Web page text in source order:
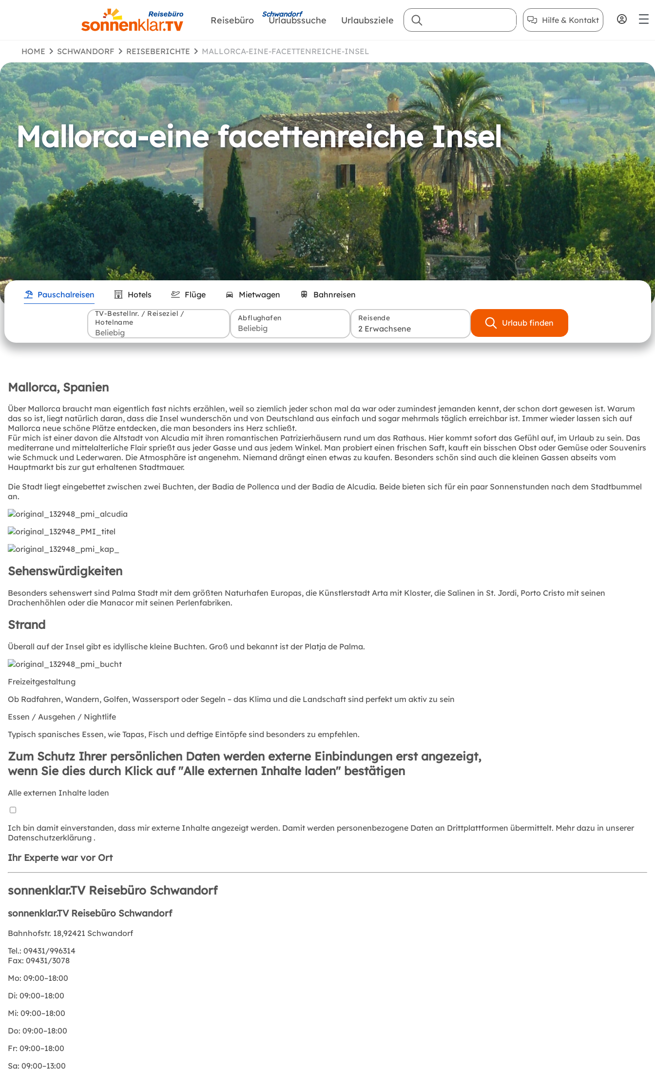
Schwandorf
Reisebüro Urlaubssuche Urlaubsziele Hilfe & Kontakt
HOME SCHWANDORF REISEBERICHTE MALLORCA-EINE-FACETTENREICHE-INSEL
Mallorca-eine facettenreiche Insel
Pauschalreisen Hotels Flüge Mietwagen Bahnreisen
TV-Bestellnr. / Reiseziel /
Hotelname
Abflughafen Reisende
2 Erwachsene
Urlaub finden
Mallorca, Spanien
Über Mallorca braucht man eigentlich fast nichts erzählen, weil so ziemlich jeder schon mal da war oder zumindest jemanden kennt, der schon dort gewesen ist. Warum
das so ist, liegt natürlich daran, dass die Insel wunderschön und von Deutschland aus einfach und sogar mehrmals täglich erreichbar ist. Immer wieder lassen sich auf
Mallorca neue schöne Plätze entdecken, die man besonders ins Herz schließt.
Für mich ist einer davon die Altstadt von Alcudia mit ihren romantischen Patrizierhäusern rund um das Rathaus. Hier kommt sofort das Gefühl auf, im Urlaub zu sein. Das
mediterrane und mittelalterliche Flair sprießt aus jeder Gasse und aus jedem Winkel. Man probiert einen frischen Saft, kauft ein bisschen Obst oder Gemüse oder Souvenirs
wie Schmuck und Lederwaren. Die Atmosphäre ist angenehm. Niemand drängt einen etwas zu kaufen. Besonders schön sind auch die kleinen Gassen abseits vom
Hauptmarkt bis zur gut erhaltenen Stadtmauer.
Die Stadt liegt eingebettet zwischen zwei Buchten, der Badia de Pollenca und der Badia de Alcudia. Beide bieten sich für ein paar Sonnenstunden nach dem Stadtbummel
an.
Sehenswürdigkeiten
Besonders sehenswert sind Palma Stadt mit dem größten Naturhafen Europas, die Künstlerstadt Arta mit Kloster, die Salinen in St. Jordi, Porto Cristo mit seinen
Drachenhöhlen oder die Manacor mit seinen Perlenfabriken.
Strand
Überall auf der Insel gibt es idyllische kleine Buchten. Groß und bekannt ist der Platja de Palma.
Freizeitgestaltung
Ob Radfahren, Wandern, Golfen, Wassersport oder Segeln – das Klima und die Landschaft sind perfekt um aktiv zu sein
Essen / Ausgehen / Nightlife
Typisch spanisches Essen, wie Tapas, Fisch und deftige Eintöpfe sind besonders zu empfehlen.
Zum Schutz Ihrer persönlichen Daten werden externe Einbindungen erst angezeigt,
wenn Sie dies durch Klick auf "Alle externen Inhalte laden" bestätigen
Alle externen Inhalte laden
Ich bin damit einverstanden, dass mir externe Inhalte angezeigt werden. Damit werden personenbezogene Daten an Drittplattformen übermittelt. Mehr dazu in unserer
Datenschutzerklärung .
Ihr Experte war vor Ort
sonnenklar.TV Reisebüro Schwandorf
sonnenklar.TV Reisebüro Schwandorf
Bahnhofstr. 18,92421 Schwandorf
Tel.: 09431/996314
Fax: 09431/3078
Mo: 09:00–18:00
Di: 09:00–18:00
Mi: 09:00–18:00
Do: 09:00–18:00
Fr: 09:00–18:00
Sa: 09:00–13:00